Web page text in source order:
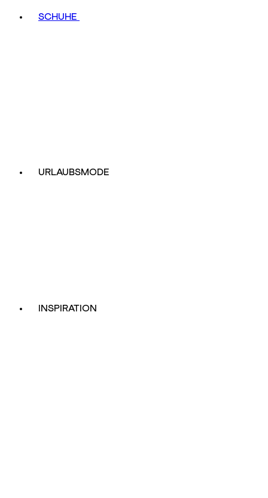
SCHUHE
URLAUBSMODE
INSPIRATION